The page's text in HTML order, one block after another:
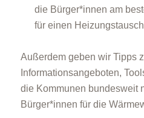
die Bürger*innen am
für einen
Außerdem geben wir Tipps
Informationsangeboten,
die Kommunen bundesweit
Bürger*innen für die